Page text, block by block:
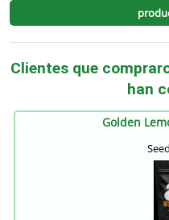
Clientes que
han
Golden